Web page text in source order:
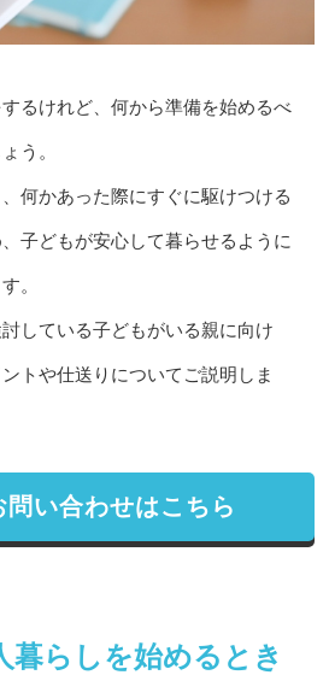
るけれど、何から準備を始めるべ
う。
何かあった際にすぐに駆けつける
子どもが安心して暮らせるように
。
している子どもがいる親に向け
トや仕送りについてご説明しま
い合わせはこちら
暮らしを始めるとき